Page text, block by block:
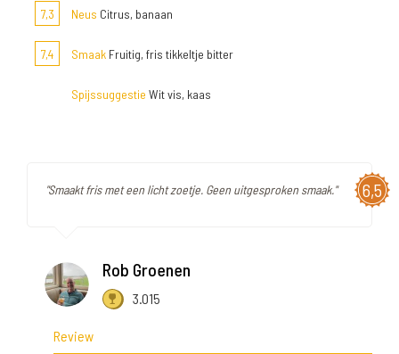
7,3 Neus Citrus, banaan
7,4 Smaak Fruitig, fris tikkeltje bitter
Spijssuggestie Wit vis, kaas
6,5
"Smaakt fris met een licht zoetje. Geen uitgesproken smaak."
Rob Groenen
3.015
Review